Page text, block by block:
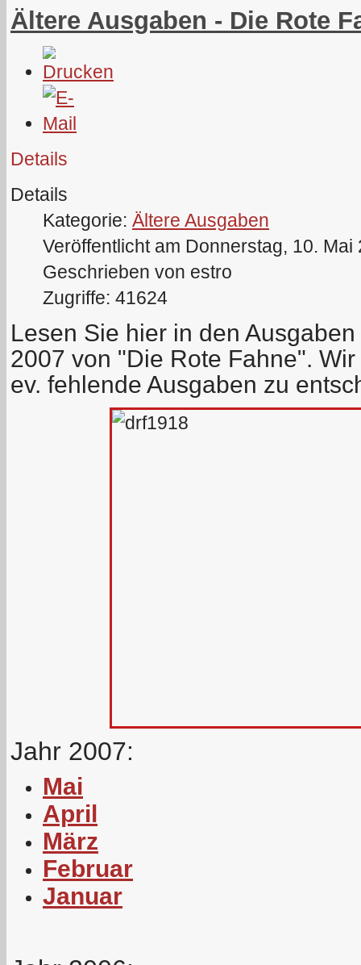
Ältere Ausgaben - Die Rote
Details
Details
Kategorie: Ältere Ausgaben
Veröffentlicht am Donnerstag, 10. Mai
Geschrieben von estro
Zugriffe: 41624
Lesen Sie hier in den
2007 von "Die Rote Fahne".
ev. fehlende Ausgaben zu
Jahr 2007:
Mai
April
März
Februar
Januar